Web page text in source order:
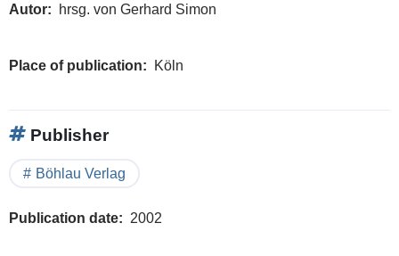
Autor hrsg. von Gerhard Simon
Place of publication Köln
Publisher
Böhlau Verlag
Publication date 2002